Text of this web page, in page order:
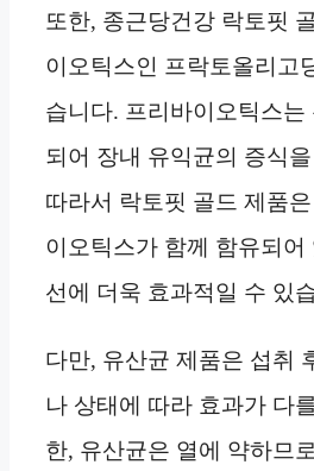
또한, 종근당건강 락토핏
이오틱스인 프락토올리고
습니다. 프리바이오틱스
되어 장내 유익균의 증식
따라서 락토핏 골드 제품
이오틱스가 함께 함유되어
선에 더욱 효과적일 수 있
다만, 유산균 제품은 섭취
나 상태에 따라 효과가 다
한, 유산균은 열에 약하므